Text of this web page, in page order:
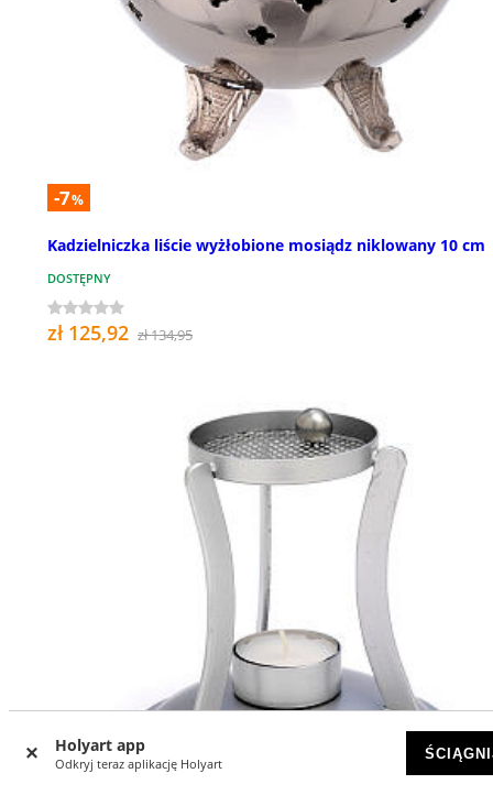
Holyart app
Odkryj teraz aplikację Holyart
-7%
Kadzielniczka liście wyżłobione mosiądz niklowany 10 cm
DOSTĘPNY
zł 125,92 zł 134,95